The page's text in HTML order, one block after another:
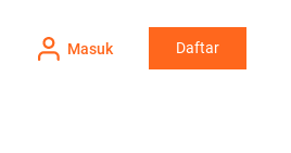
Masuk Daftar